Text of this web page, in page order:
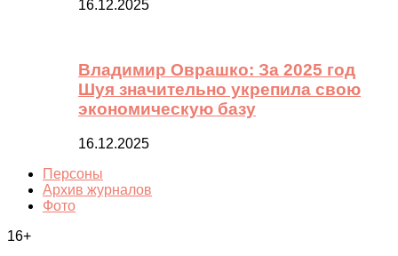
16.12.2025
Владимир Оврашко: За 2025 год
Шуя значительно укрепила свою
экономическую базу
16.12.2025
Персоны
Архив журналов
Фото
16+